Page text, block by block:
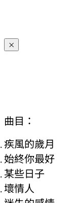
×
曲目：
疾風的歲月
始終你最好
某些日子
壞情人